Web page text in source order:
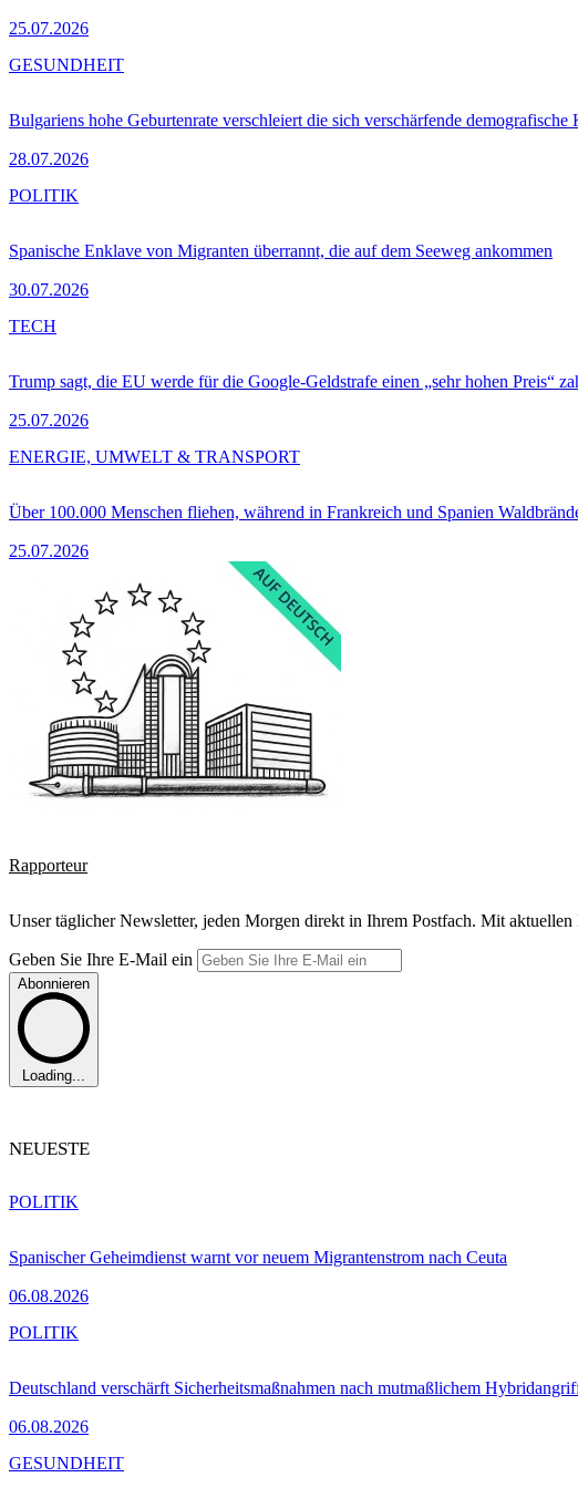
25.07.2026
Bulgariens hohe Geburtenrate verschleiert die sich verschärfende demografische
28.07.2026
GESUNDHEIT
Spanische Enklave von Migranten überrannt, die auf dem Seeweg ankommen
30.07.2026
POLITIK
Trump sagt, die EU werde für die Google-Geldstrafe einen „sehr hohen Preis“
25.07.2026
TECH
Über 100.000 Menschen fliehen, während in Frankreich und Spanien
25.07.2026
ENERGIE, UMWELT & TRANSPORT
Rapporteur
Unser täglicher Newsletter, jeden Morgen direkt in Ihrem Postfach. Mit
Geben Sie Ihre E-Mail ein
Abonnieren
Loading...
NEUESTE
Spanischer Geheimdienst warnt vor neuem Migrantenstrom nach Ceuta
06.08.2026
POLITIK
Deutschland verschärft Sicherheitsmaßnahmen nach mutmaßlichem
06.08.2026
POLITIK
GESUNDHEIT